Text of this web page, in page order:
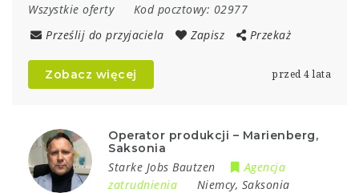
Wszystkie oferty
Kod pocztowy: 02977
Prześlij do przyjaciela
Zapisz Przekaż
Zobacz więcej przed 4 lata
Operator produkcji – Marienberg,
Saksonia
Starke Jobs Bautzen
Agencja
zatrudnienia
Niemcy, Saksonia